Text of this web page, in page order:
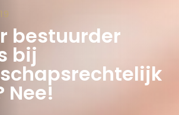
bestuurder
bij
Nee!